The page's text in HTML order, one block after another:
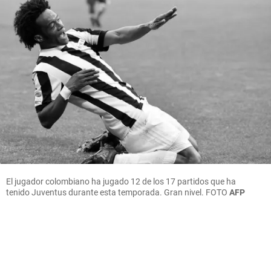
El jugador colombiano ha jugado 12 de los 17 partidos que ha
tenido Juventus durante esta temporada. Gran nivel. FOTO AFP